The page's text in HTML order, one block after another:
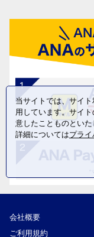
会社概要
ご利用規約
当サイトでは、サイ
用しています。サイ
意したことものといた
詳細についてはプラ